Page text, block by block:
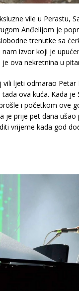
vile u Perastu,
Anđelijom je
trenutke sa
izvor koji je
ova nekretnina u
ljeti odmarao
ova kuća. Kada
i početkom ove
je prije pet dana ušao
vrijeme kada god